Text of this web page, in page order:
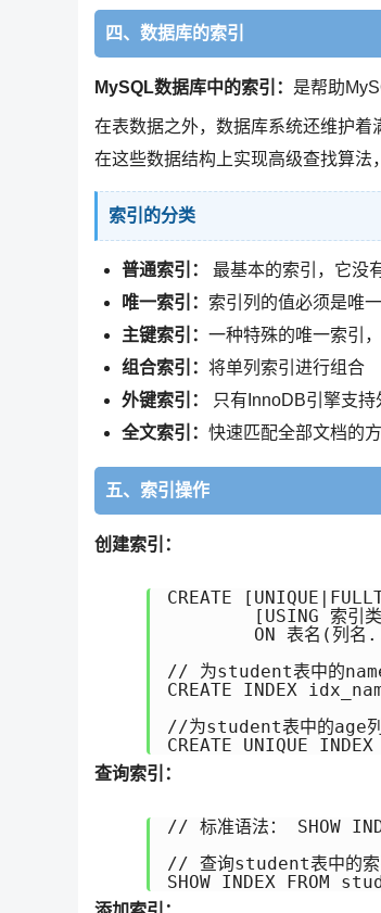
四、数据库的索引
MySQL数据库中的索引： 是帮助
在表数据之外，数据库系统还维护
在这些数据结构上实现高级查找算法
索引的分类
普通索引：
最基本的索引，它没
唯一索引： 索引列的值必须是唯
主键索引： 一种特殊的唯一索引
组合索引： 将单列索引进行组合
外键索引：
只有InnoDB引擎支持
全文索引： 快速匹配全部文档的
五、索引操作
创建索引：
CREATE
// 为student表中的name
CREATE INDEX
//为student表中的age列
CREATE UNIQUE
查询索引：
// 标准语法： SHOW
// 查询student表中的索
SHOW INDEX FROM